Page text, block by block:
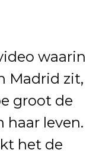
waarin
Madrid zit,
groot de
haar leven.
het de